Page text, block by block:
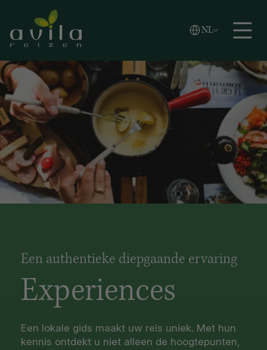
Zoeken
NL
Vlaams
English
Een authentieke diepgaande ervaring
Experiences
Een lokale gids maakt uw reis uniek. Met hun
kennis ontdekt u niet alleen de hoogtepunten,